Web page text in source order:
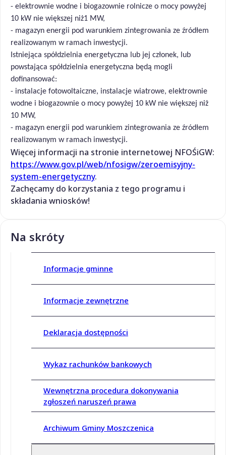
- elektrownie wodne i biogazownie rolnicze o mocy powyżej
10 kW nie większej niż1 MW,
- magazyn energii pod warunkiem zintegrowania ze źródłem
realizowanym w ramach inwestycji.
Istniejąca spółdzielnia energetyczna lub jej członek, lub
powstająca spółdzielnia energetyczna będą mogli
dofinansować:
- instalacje fotowoltaiczne, instalacje wiatrowe, elektrownie
wodne i biogazownie o mocy powyżej 10 kW nie większej niż
10 MW,
- magazyn energii pod warunkiem zintegrowania ze źródłem
realizowanym w ramach inwestycji.
Więcej informacji na stronie internetowej NFOŚiGW:
https://www.gov.pl/web/nfosigw/zeroemisyjny-
system-energetyczny.
Zachęcamy do korzystania z tego programu i
składania wniosków!
Na skróty
Informacje gminne
Informacje zewnętrzne
Deklaracja dostępności
Wykaz rachunków bankowych
Wewnętrzna procedura dokonywania
zgłoszeń naruszeń prawa
Archiwum Gminy Moszczenica